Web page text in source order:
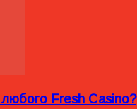
Fresh Casino?